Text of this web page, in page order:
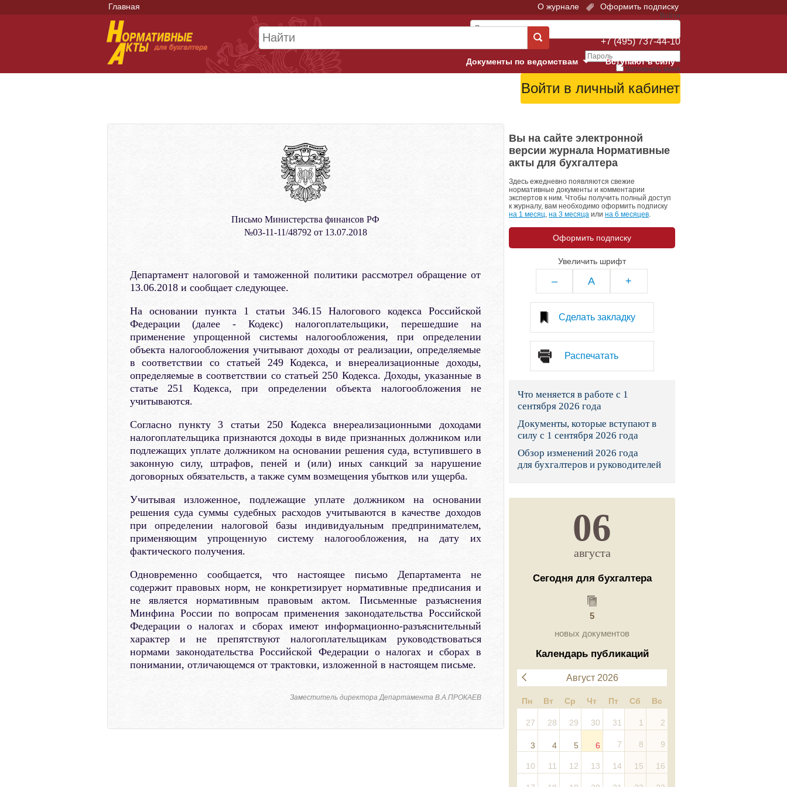
Главная О журнале Оформить подписку
Войти
Запомнить меня
+7 (495) 737-44-10
Вступают в силу
Документы по ведомствам
Арбитражные суды
Верховный Суд
Гострудинспекция в г. Москве
Конституционный Суд
Правительство
Президент: законы и указы
Роструд
Социальный фонд России
Суд общей юрисдикции
Федеральная налоговая служба
Фонд социального страхования
Письмо Министерства финансов РФ
№03-11-11/48792 от 13.07.2018
Департамент налоговой и таможенной политики рассмотрел обращение от
13.06.2018 и сообщает следующее.
На основании пункта 1 статьи 346.15 Налогового кодекса Российской
Федерации (далее - Кодекс) налогоплательщики, перешедшие на
применение упрощенной системы налогообложения, при определении
объекта налогообложения учитывают доходы от реализации, определяемые
в соответствии со статьей 249 Кодекса, и внереализационные доходы,
определяемые в соответствии со статьей 250 Кодекса. Доходы, указанные в
статье 251 Кодекса, при определении объекта налогообложения не
учитываются.
Согласно пункту 3 статьи 250 Кодекса внереализационными доходами
налогоплательщика признаются доходы в виде признанных должником или
подлежащих уплате должником на основании решения суда, вступившего в
законную силу, штрафов, пеней и (или) иных санкций за нарушение
договорных обязательств, а также сумм возмещения убытков или ущерба.
Учитывая изложенное, подлежащие уплате должником на основании
решения суда суммы судебных расходов учитываются в качестве доходов
при определении налоговой базы индивидуальным предпринимателем,
применяющим упрощенную систему налогообложения, на дату их
фактического получения.
Одновременно сообщается, что настоящее письмо Департамента не
содержит правовых норм, не конкретизирует нормативные предписания и
не является нормативным правовым актом. Письменные разъяснения
Минфина России по вопросам применения законодательства Российской
Федерации о налогах и сборах имеют информационно-разъяснительный
характер и не препятствуют налогоплательщикам руководствоваться
нормами законодательства Российской Федерации о налогах и сборах в
понимании, отличающемся от трактовки, изложенной в настоящем письме.
Заместитель директора Департамента В.А.ПРОКАЕВ
Вы на сайте электронной
версии журнала Нормативные
акты для бухгалтера
Здесь ежедневно появляются свежие
нормативные документы и комментарии
экспертов к ним. Чтобы получить полный доступ
к журналу, вам необходимо оформить подписку
на 1 месяц, на 3 месяца или на 6 месяцев.
Оформить подписку
Увеличить шрифт
– A +
Сделать закладку
Распечатать
Что меняется в работе с 1
сентября 2026 года
Документы, которые вступают в
силу с 1 сентября 2026 года
Обзор изменений 2026 года
для бухгалтеров и руководителей
06
августа
Сегодня для бухгалтера
5
новых документов
Календарь публикаций
Август 2026
Пн Вт Ср Чт Пт Сб Вс
27 28 29 30 31 1 2
3 4 5 6 7 8 9
10 11 12 13 14 15 16